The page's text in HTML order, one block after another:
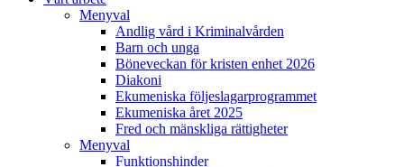
Menyval
Andlig vård i Kriminalvården
Barn och unga
Böneveckan för kristen enhet 2026
Diakoni
Ekumeniska följeslagarprogrammet
Ekumeniska året 2025
Fred och mänskliga rättigheter
Menyval
Funktionshinder